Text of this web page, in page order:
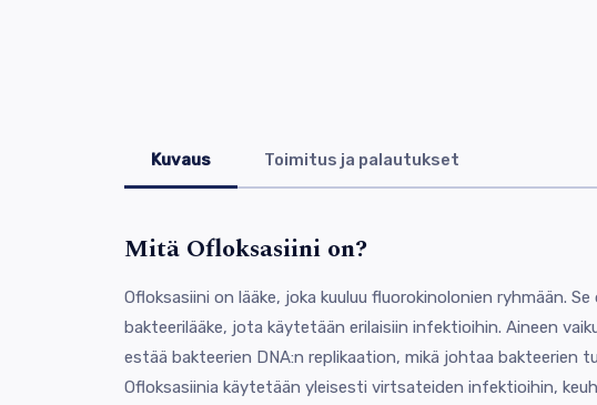
Kuvaus Toimitus ja palautukset
Mitä Ofloksasiini on?
Ofloksasiini on lääke, joka kuuluu fluorokinolonien ryhmään.
bakteerilääke, jota käytetään erilaisiin infektioihin. Aineen
estää bakteerien DNA:n replikaation, mikä johtaa bakteerien
Ofloksasiinia käytetään yleisesti virtsateiden infektioihin,